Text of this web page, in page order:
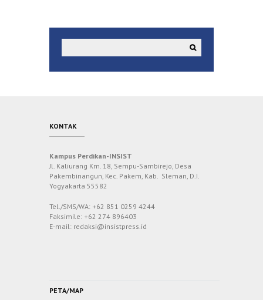
KONTAK
Kampus Perdikan-INSIST
Jl. Kaliurang Km. 18, Sempu-Sambirejo, Desa
Pakembinangun, Kec. Pakem, Kab. Sleman, D.I.
Yogyakarta 55582
Tel./SMS/WA: +62 851 0259 4244
Faksimile: +62 274 896403
E-mail: redaksi@insistpress.id
PETA/MAP